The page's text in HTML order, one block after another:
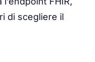
di scegliere il